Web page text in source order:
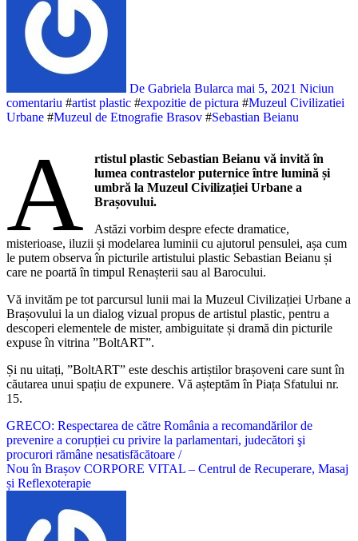
De Gabriela Bularca mai 5, 2021 Niciun
comentariu #artist plastic #expozitie de pictura #Muzeul Civilizatiei
Urbane #Muzeul de Etnografie Brasov #Sebastian Beianu
A
rtistul plastic Sebastian Beianu vă invită în
lumea contrastelor puternice între lumină și
umbră la Muzeul Civilizației Urbane a
Brașovului.
Astăzi vorbim despre efecte dramatice,
misterioase, iluzii și modelarea luminii cu ajutorul pensulei, așa cum
le putem observa în picturile artistului plastic Sebastian Beianu și
care ne poartă în timpul Renașterii sau al Barocului.
Vă invităm pe tot parcursul lunii mai la Muzeul Civilizației Urbane a
Brașovului la un dialog vizual propus de artistul plastic, pentru a
descoperi elementele de mister, ambiguitate și dramă din picturile
expuse în vitrina ”BoltART”.
Și nu uitați, ”BoltART” este deschis artiștilor brașoveni care sunt în
căutarea unui spațiu de expunere. Vă așteptăm în Piața Sfatului nr.
15.
Navigare
în
articole
GRECO: Respectarea de către România a recomandărilor de
prevenire a corupției cu privire la parlamentari, judecători şi
procurori rămâne nesatisfăcătoare /
Nou în Brașov CORPORE VITAL – Centrul de Recuperare, Masaj
și Reflexoterapie